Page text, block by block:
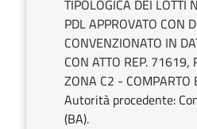
TIPOLOGICA DEI LOTTI
PDL APPROVATO CON
CONVENZIONATO IN
CON ATTO REP. 71619,
ZONA C2 - COMPARTO
Autorità procedente:
(BA).